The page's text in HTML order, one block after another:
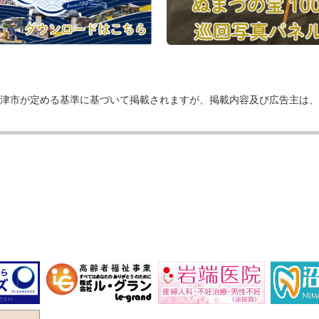
市が定める基準に基づいて掲載されますが、掲載内容及び広告主は